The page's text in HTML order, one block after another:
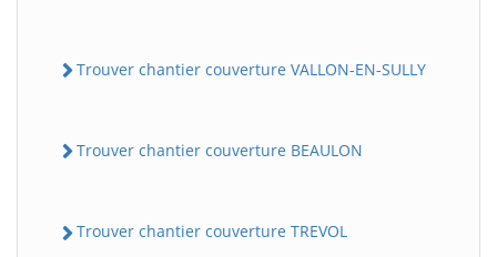
Trouver chantier couverture VALLON-EN-SULLY
Trouver chantier couverture BEAULON
Trouver chantier couverture TREVOL